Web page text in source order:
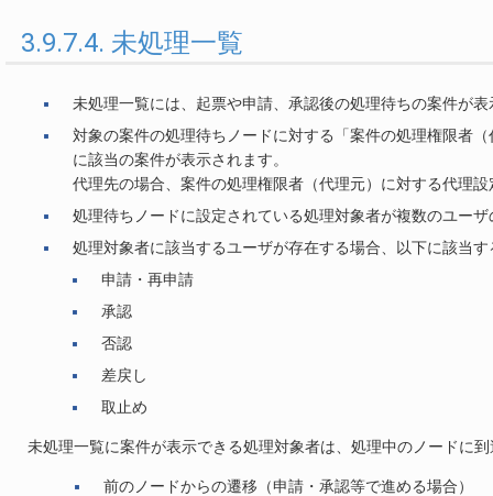
3.9.7.4. 未処理一覧
未処理一覧には、起票や申請、承認後の処理待ちの案件が表
対象の案件の処理待ちノードに対する「案件の処理権限者
に該当の案件が表示されます。
代理先の場合、案件の処理権限者（代理元）に対する代理
処理待ちノードに設定されている処理対象者が複数のユー
処理対象者に該当するユーザが存在する場合、以下に該当
申請・再申請
承認
否認
差戻し
取止め
未処理一覧に案件が表示できる処理対象者は、処理中のノードに
前のノードからの遷移（申請・承認等で進める場合）